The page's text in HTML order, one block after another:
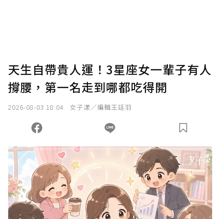
天生自帶貴人運！3星座女一輩子有人
撐腰，第一名走到哪都吃得開
2026-08-03 18:04 女子漾／編輯王廷羽